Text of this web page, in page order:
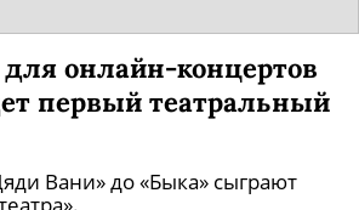
онлайн-концертов
первый театральный
Вани» до «Быка» сыграют